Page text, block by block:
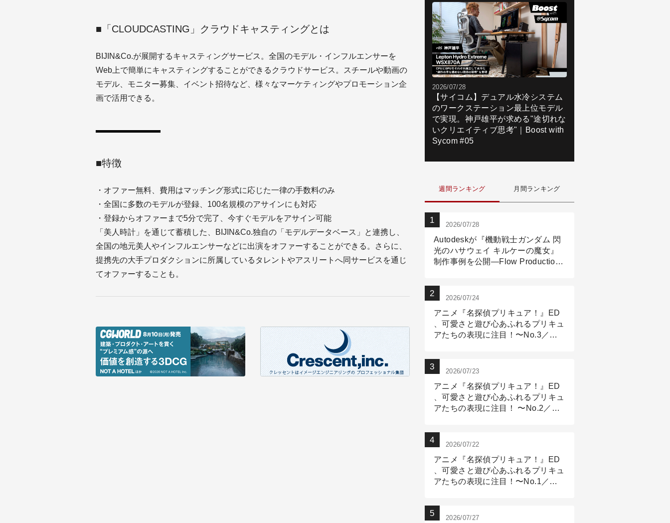
■「CLOUDCASTING」クラウドキャスティングとは
BIJIN&Co.が展開するキャスティングサービス。全国のモデル・インフルエンサーを
Web上で簡単にキャスティングすることができるクラウドサービス。スチールや動画の
モデル、モニター募集、イベント招待など、様々なマーケティングやプロモーション企
画で活用できる。
■特徴
・オファー無料、費用はマッチング形式に応じた一律の手数料のみ
・全国に多数のモデルが登録、100名規模のアサインにも対応
・登録からオファーまで5分で完了、今すぐモデルをアサイン可能
「美人時計」を通じて蓄積した、BIJIN&Co.独自の「モデルデータベース」と連携し、
全国の地元美人やインフルエンサーなどに出演をオファーすることができる。さらに、
提携先の大手プロダクションに所属しているタレントやアスリートへ同サービスを通じ
てオファーすることも。
2026/07/28
【サイコム】デュアル水冷システム
のワークステーション最上位モデル
で実現。神戸雄平が求める"途切れな
いクリエイティブ思考"｜Boost with
Sycom #05
週間ランキング 月間ランキング
2026/07/28
Autodeskが『機動戦士ガンダム 閃
光のハサウェイ キルケーの魔女』
制作事例を公開―Flow Production
2026/07/24
アニメ『名探偵プリキュア！』ED
、可愛さと遊び心あふれるプリキュ
アたちの表現に注目！〜No.3／ア
2026/07/23
アニメ『名探偵プリキュア！』ED
、可愛さと遊び心あふれるプリキュ
アたちの表現に注目！ 〜No.2／モ
2026/07/22
アニメ『名探偵プリキュア！』ED
、可愛さと遊び心あふれるプリキュ
アたちの表現に注目！〜No.1／演
2026/07/27